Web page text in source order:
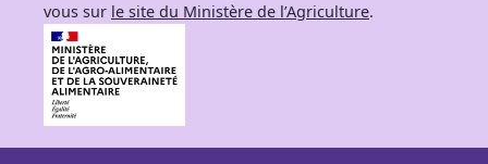
vous sur le site du Ministère de l’Agriculture.